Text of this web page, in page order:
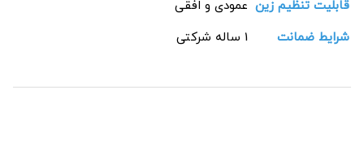
قابلیت تنظیم زین عمودی و افقی
شرایط ضمانت
1 ساله شرکتی